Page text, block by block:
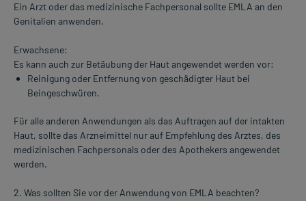
Ein Arzt oder das medizinische Fachpersonal sollte EMLA an den
Genitalien anwenden.
Erwachsene:
Es kann auch zur Betäubung der Haut angewendet werden vor:
Reinigung oder Entfernung von geschädigter Haut bei
Beingeschwüren.
Für alle anderen Anwendungen als das Auftragen auf der intakten
Haut, sollte das Arzneimittel nur auf Empfehlung des Arztes, des
medizinischen Fachpersonals oder des Apothekers angewendet
werden.
2. Was sollten Sie vor der Anwendung von EMLA beachten?